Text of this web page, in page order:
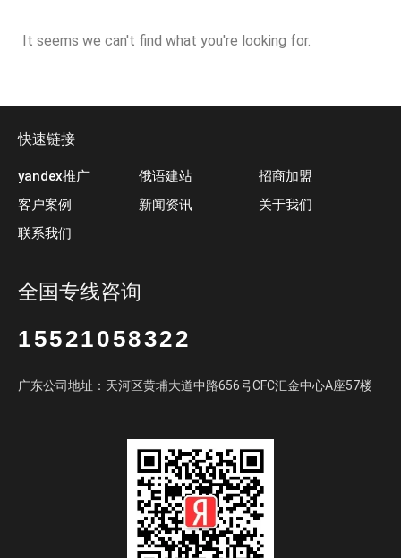
It seems we can't find what you're looking for.
快速链接
yandex推广
客户案例
联系我们
俄语建站
新闻资讯
招商加盟
关于我们
全国专线咨询
15521058322
广东公司地址：天河区黄埔大道中路656号CFC汇金中心A座57楼